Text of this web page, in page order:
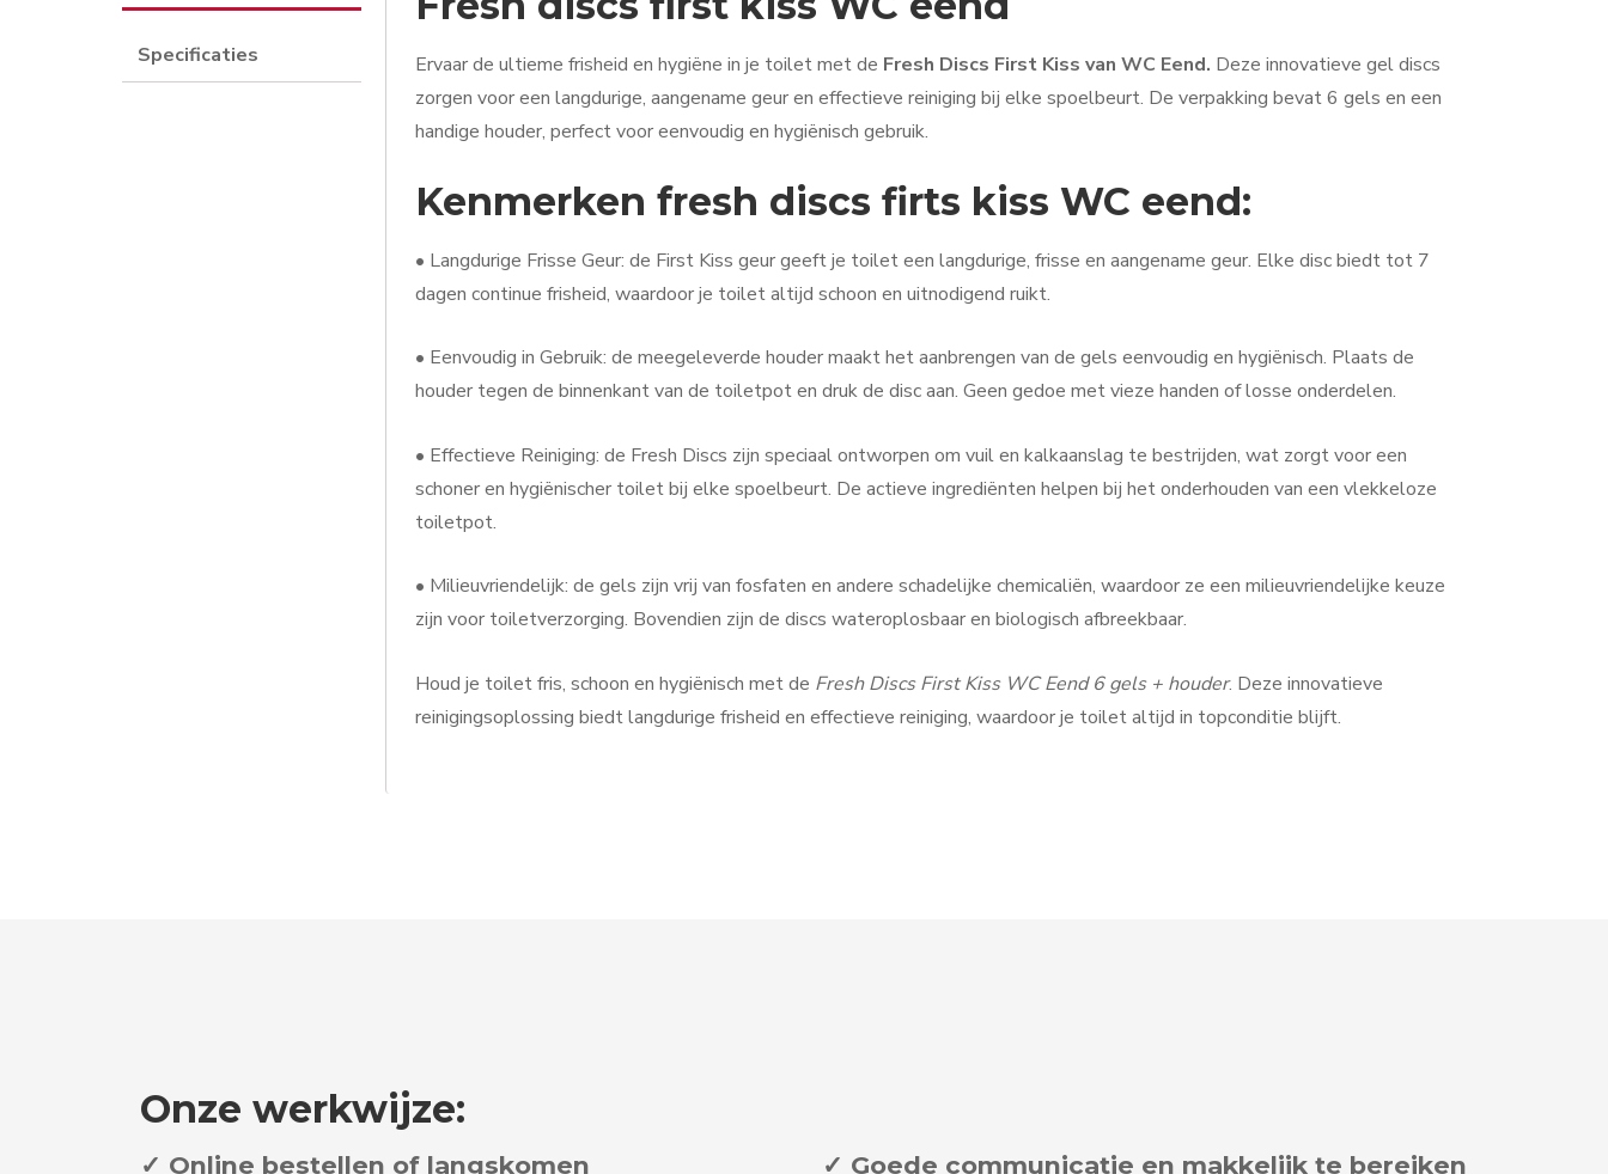
Specificaties Ervaar de ultieme frisheid en hygiëne in je toilet met de Fresh Discs First Kiss van WC Eend. Deze innovatieve gel discs
zorgen voor een langdurige, aangename geur en effectieve reiniging bij elke spoelbeurt. De verpakking bevat 6 gels en een
handige houder, perfect voor eenvoudig en hygiënisch gebruik.
Kenmerken fresh discs firts kiss WC eend:
• Langdurige Frisse Geur: de First Kiss geur geeft je toilet een langdurige, frisse en aangename geur. Elke disc biedt tot 7
dagen continue frisheid, waardoor je toilet altijd schoon en uitnodigend ruikt.
• Eenvoudig in Gebruik: de meegeleverde houder maakt het aanbrengen van de gels eenvoudig en hygiënisch. Plaats de
houder tegen de binnenkant van de toiletpot en druk de disc aan. Geen gedoe met vieze handen of losse onderdelen.
• Effectieve Reiniging: de Fresh Discs zijn speciaal ontworpen om vuil en kalkaanslag te bestrijden, wat zorgt voor een
schoner en hygiënischer toilet bij elke spoelbeurt. De actieve ingrediënten helpen bij het onderhouden van een vlekkeloze
toiletpot.
• Milieuvriendelijk: de gels zijn vrij van fosfaten en andere schadelijke chemicaliën, waardoor ze een milieuvriendelijke keuze
zijn voor toiletverzorging. Bovendien zijn de discs wateroplosbaar en biologisch afbreekbaar.
Houd je toilet fris, schoon en hygiënisch met de Fresh Discs First Kiss WC Eend 6 gels + houder. Deze innovatieve
reinigingsoplossing biedt langdurige frisheid en effectieve reiniging, waardoor je toilet altijd in topconditie blijft.
Onze werkwijze:
✓ Online bestellen of langskomen ✓ Goede communicatie en makkelijk te bereiken